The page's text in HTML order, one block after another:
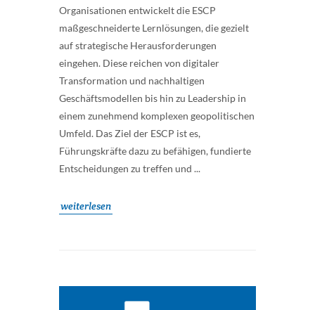
Organisationen entwickelt die ESCP
maßgeschneiderte Lernlösungen, die gezielt
auf strategische Herausforderungen
eingehen. Diese reichen von digitaler
Transformation und nachhaltigen
Geschäftsmodellen bis hin zu Leadership in
einem zunehmend komplexen geopolitischen
Umfeld. Das Ziel der ESCP ist es,
Führungskräfte dazu zu befähigen, fundierte
Entscheidungen zu treffen und ...
weiterlesen